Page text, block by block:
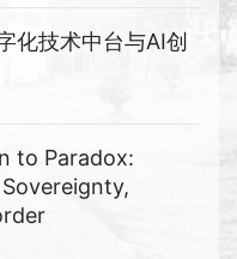
化技术中台与AI创
to Paradox: